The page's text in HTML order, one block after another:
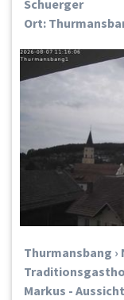
Schuerger
Ort:
Thurmansbang
Markus -